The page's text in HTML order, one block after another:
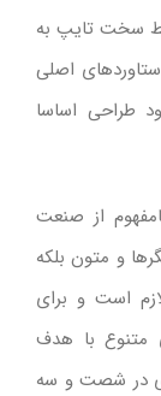
سخت تایپ به
اصلی
طراحی اساسا
از صنعت
و متون بلکه
است و برای
متنوع با هدف
در شصت و سه